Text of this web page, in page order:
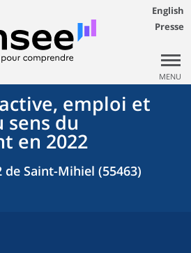
English
Presse
MENU
emploi et
sens du
en 2022
de Saint-Mihiel (55463)